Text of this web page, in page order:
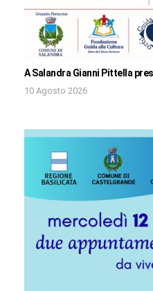
A Salandra Gianni Pittella
10 Agosto 2026